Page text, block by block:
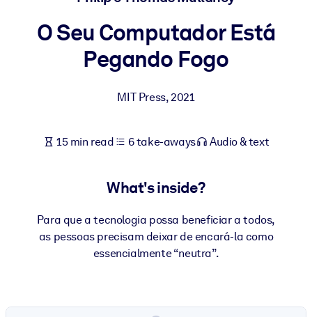
BY SYSTEM
Bring bite-sized, verified knowledge into your LMS/LXP for
Enrich your corporate library with trusted, ready-to-use business
outputs.
O Seu Computador Está
Pegando Fogo
MIT Press,2021
15 min read 6 take-aways Audio & text
What's inside?
Para que a tecnologia possa beneficiar a todos,
as pessoas precisam deixar de encará-la como
essencialmente “neutra”.